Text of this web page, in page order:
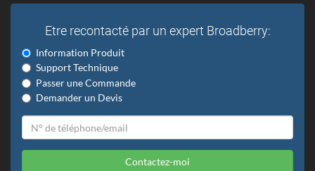
Etre recontacté par un expert Broadberry:
Information Produit
Support Technique
Passer une Commande
Demander un Devis
Contactez-moi